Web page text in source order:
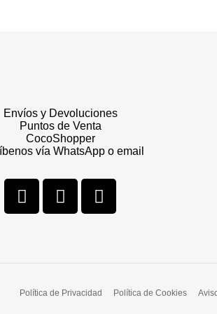
Envíos y Devoluciones
Puntos de Venta
CocoShopper
vía WhatsApp o email
Política de Privacidad Política de Cookies